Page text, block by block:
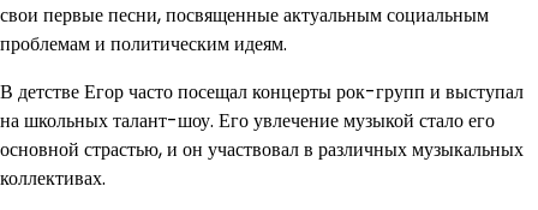
свои первые песни, посвященные актуальным социальным
проблемам и политическим идеям.
В детстве Егор часто посещал концерты рок-групп и выступал
на школьных талант-шоу. Его увлечение музыкой стало его
основной страстью, и он участвовал в различных музыкальных
коллективах.